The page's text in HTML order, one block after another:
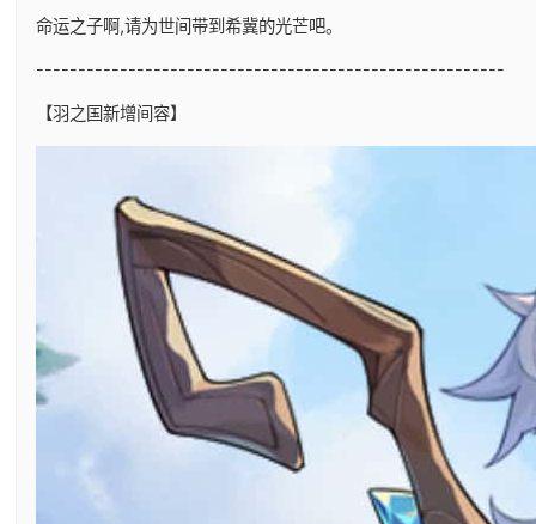
命运之子啊,请为世间带到希冀的光芒吧。
--------------------------------------------------------
【羽之国新增间容】